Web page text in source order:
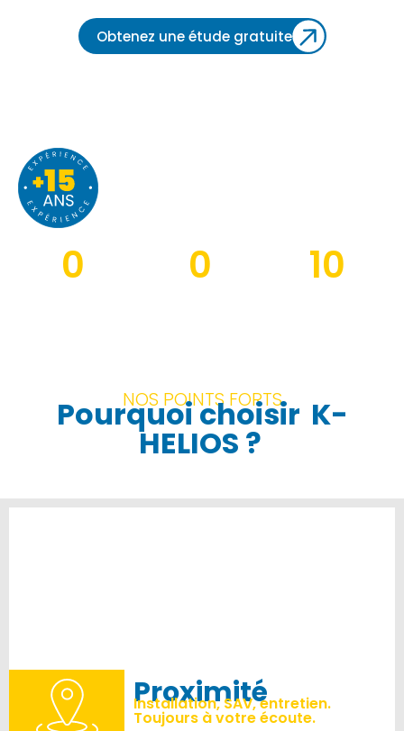
Obtenez une étude gratuite
0 0 10
NOS POINTS FORTS
Pourquoi choisir K-
HELIOS ?
Proximité
Installation, SAV, entretien.
Toujours à votre écoute.